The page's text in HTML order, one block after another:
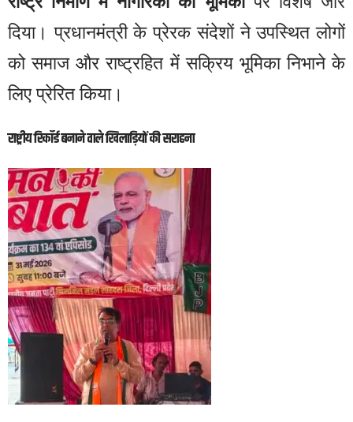
दिया। प्रधानमंत्री के प्रेरक संदेशों ने उपस्थित लोगों
को समाज और राष्ट्रहित में सक्रिय भूमिका निभाने के
लिए प्रेरित किया।
राष्ट्रीय रिकॉर्ड बनाने वाले खिलाड़ियों की सराहना